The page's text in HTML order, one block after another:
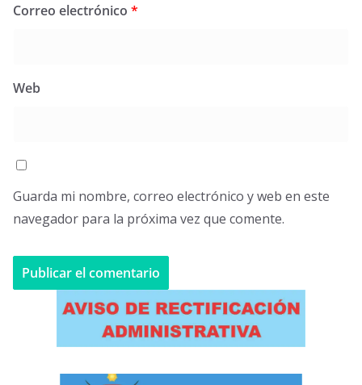
Correo electrónico *
Web
Guarda mi nombre, correo electrónico y web en este
navegador para la próxima vez que comente.